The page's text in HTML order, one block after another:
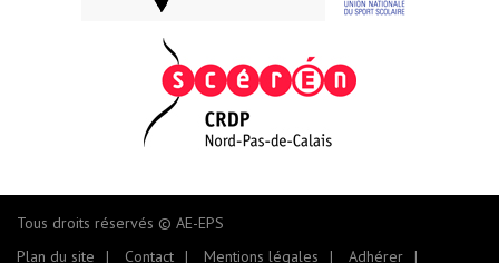
Tous droits réservés © AE-EPS
Plan du site
Contact Mentions légales Adhérer